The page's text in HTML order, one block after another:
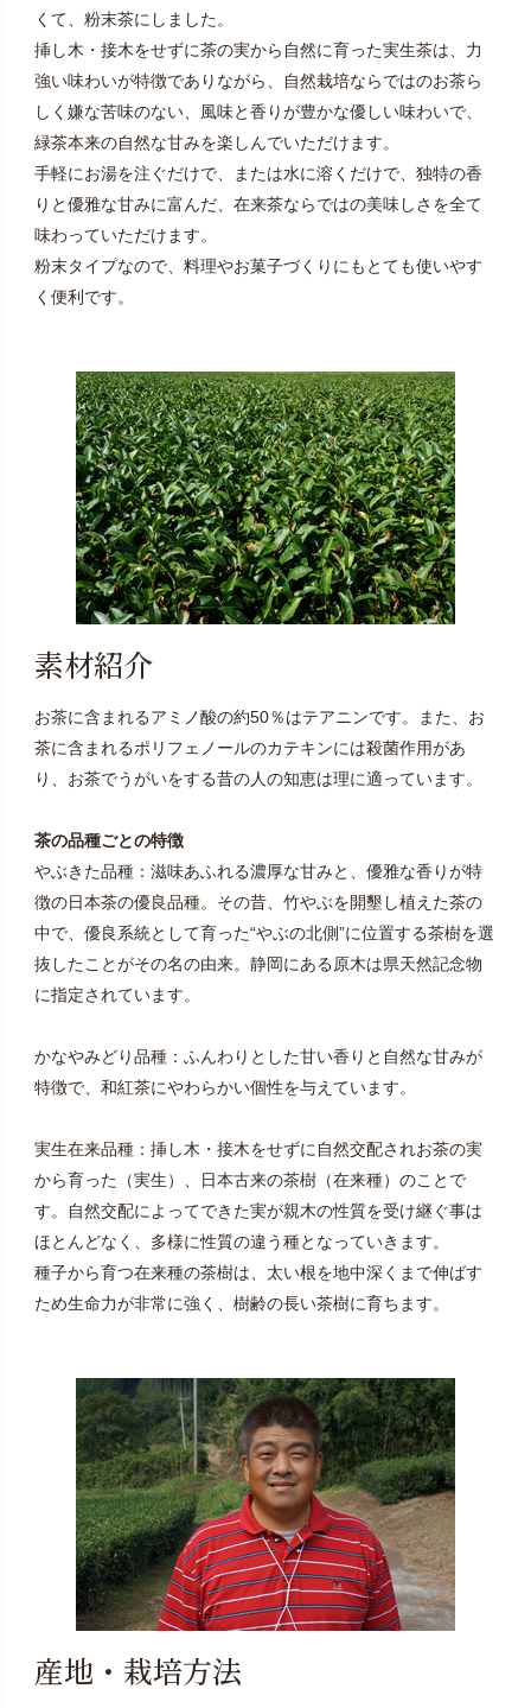
くて、粉末茶にしました。
挿し木・接木をせずに茶の実から自然に育った実生茶は、力
強い味わいが特徴でありながら、自然栽培ならではのお茶ら
しく嫌な苦味のない、風味と香りが豊かな優しい味わいで、
緑茶本来の自然な甘みを楽しんでいただけます。
手軽にお湯を注ぐだけで、または水に溶くだけで、独特の香
りと優雅な甘みに富んだ、在来茶ならではの美味しさを全て
味わっていただけます。
粉末タイプなので、料理やお菓子づくりにもとても使いやす
く便利です。
素材紹介
お茶に含まれるアミノ酸の約50％はテアニンです。また、お
茶に含まれるポリフェノールのカテキンには殺菌作用があ
り、お茶でうがいをする昔の人の知恵は理に適っています。
茶の品種ごとの特徴
やぶきた品種：滋味あふれる濃厚な甘みと、優雅な香りが特
徴の日本茶の優良品種。その昔、竹やぶを開墾し植えた茶の
中で、優良系統として育った“やぶの北側”に位置する茶樹を選
抜したことがその名の由来。静岡にある原木は県天然記念物
に指定されています。
かなやみどり品種：ふんわりとした甘い香りと自然な甘みが
特徴で、和紅茶にやわらかい個性を与えています。
実生在来品種：挿し木・接木をせずに自然交配されお茶の実
から育った（実生）、日本古来の茶樹（在来種）のことで
す。自然交配によってできた実が親木の性質を受け継ぐ事は
ほとんどなく、多様に性質の違う種となっていきます。
種子から育つ在来種の茶樹は、太い根を地中深くまで伸ばす
ため生命力が非常に強く、樹齢の長い茶樹に育ちます。
産地・栽培方法